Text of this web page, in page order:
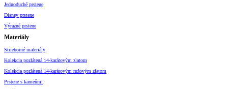
Jednoduché prstene
Disney prstene
Výrazné prstene
Materiály
Strieborné materiály
Kolekcia pozlátená 14-karátovým zlatom
Kolekcia pozlátená 14-karátovým ružovým zlatom
Prstene s kameňmi